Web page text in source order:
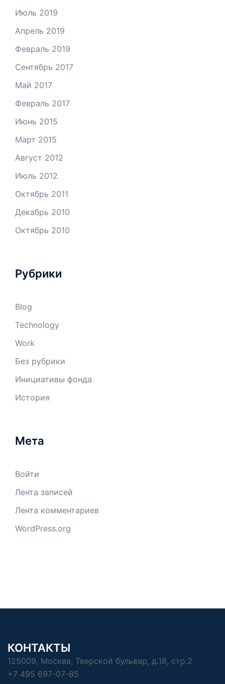
Июль 2019
Апрель 2019
Февраль 2019
Сентябрь 2017
Май 2017
Февраль 2017
Июнь 2015
Март 2015
Август 2012
Июль 2012
Октябрь 2011
Декабрь 2010
Октябрь 2010
Рубрики
Blog
Technology
Work
Без рубрики
Инициативы фонда
История
Мета
Войти
Лента записей
Лента комментариев
WordPress.org
КОНТАКТЫ
125009, Москва, Тверской бульвар, д.18, стр.2
+7 495 697-07-85